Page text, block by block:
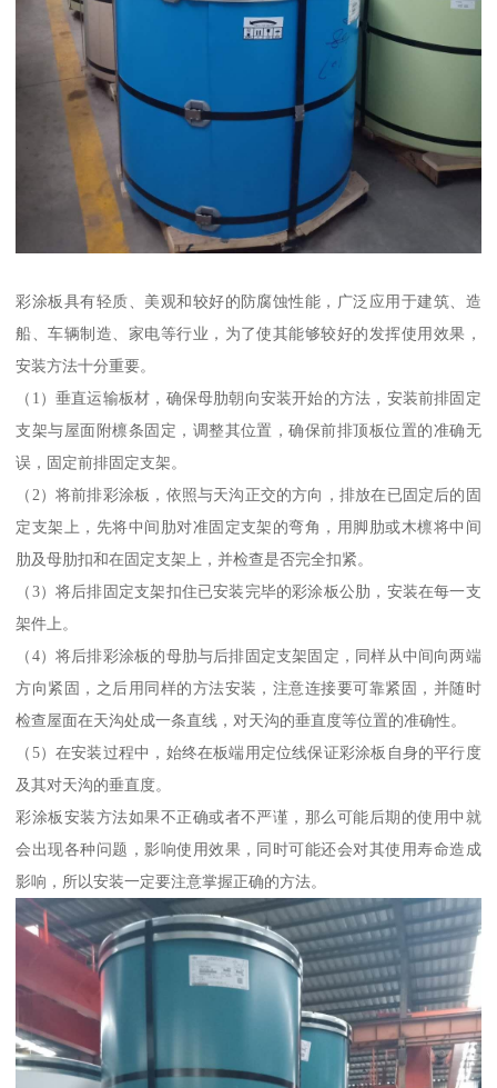
彩涂板具有轻质、美观和较好的防腐蚀性能，广泛应用于建筑、造
船、车辆制造、家电等行业，为了使其能够较好的发挥使用效果，
安装方法十分重要。
（1）垂直运输板材，确保母肋朝向安装开始的方法，安装前排固定
支架与屋面附檩条固定，调整其位置，确保前排顶板位置的准确无
误，固定前排固定支架。
（2）将前排彩涂板，依照与天沟正交的方向，排放在已固定后的固
定支架上，先将中间肋对准固定支架的弯角，用脚肋或木檩将中间
肋及母肋扣和在固定支架上，并检查是否完全扣紧。
（3）将后排固定支架扣住已安装完毕的彩涂板公肋，安装在每一支
架件上。
（4）将后排彩涂板的母肋与后排固定支架固定，同样从中间向两端
方向紧固，之后用同样的方法安装，注意连接要可靠紧固，并随时
检查屋面在天沟处成一条直线，对天沟的垂直度等位置的准确性。
（5）在安装过程中，始终在板端用定位线保证彩涂板自身的平行度
及其对天沟的垂直度。
彩涂板安装方法如果不正确或者不严谨，那么可能后期的使用中就
会出现各种问题，影响使用效果，同时可能还会对其使用寿命造成
影响，所以安装一定要注意掌握正确的方法。